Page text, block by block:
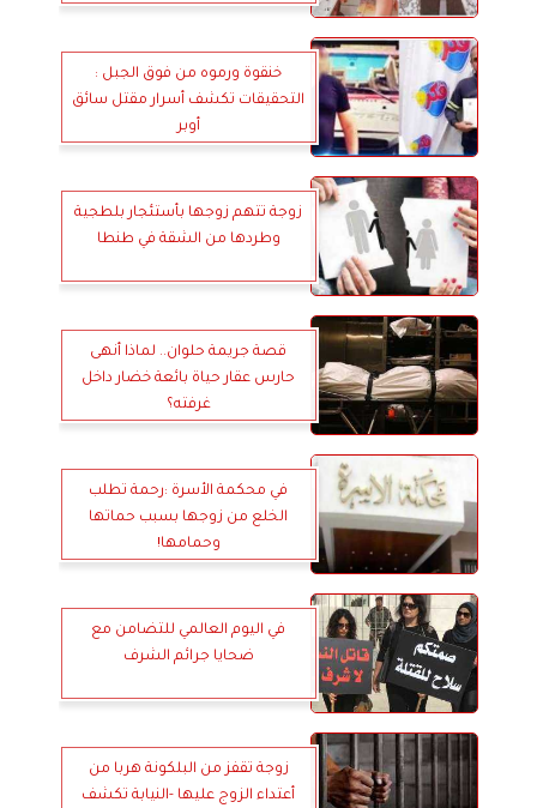
خنقوة ورموه من فوق الجبل :
التحقيقات تكشف أسرار مقتل سائق
أوبر
زوجة تتهم زوجها بأستئجار بلطجية
وطردها من الشقة في طنطا
قصة جريمة حلوان.. لماذا أنهى
حارس عقار حياة بائعة خضار داخل
غرفته؟
في محكمة الأسرة :رحمة تطلب
الخلع من زوجها بسبب حماتها
وحمامها!
في اليوم العالمي للتضامن مع
ضحايا جرائم الشرف
زوجة تقفز من البلكونة هربا من
أعتداء الزوج عليها -النيابة تكشف